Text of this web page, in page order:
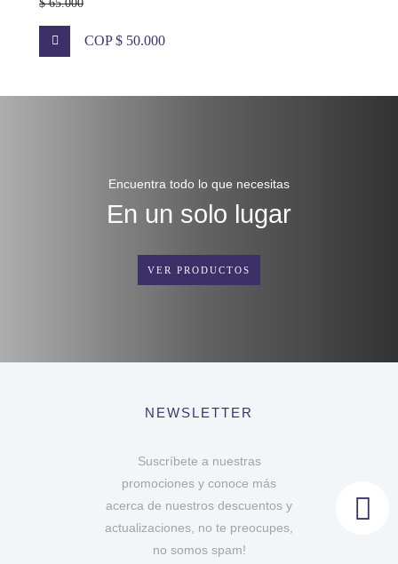
$ 65.000
COP $ 50.000
Encuentra todo lo que necesitas
En un solo lugar
VER PRODUCTOS
NEWSLETTER
Suscríbete a nuestras
promociones y conoce más
acerca de nuestros descuentos y
actualizaciones, no te preocupes,
no somos spam!